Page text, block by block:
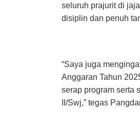
seluruh prajurit di
disiplin dan penuh
“Saya juga
Anggaran Tahun
serap program serta
II/Swj,” tegas